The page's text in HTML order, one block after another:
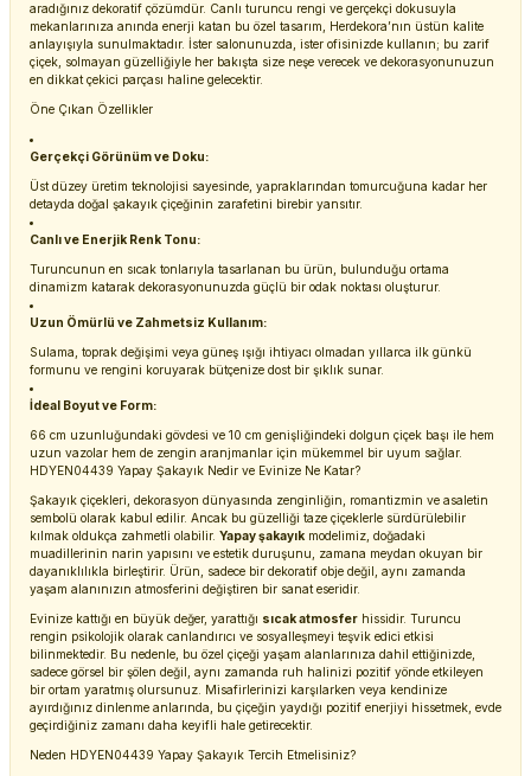
aradığınız dekoratif çözümdür. Canlı turuncu rengi ve gerçekçi dokusuyla
mekanlarınıza anında enerji katan bu özel tasarım, Herdekora’nın üstün kalite
anlayışıyla sunulmaktadır. İster salonunuzda, ister ofisinizde kullanın; bu zarif
çiçek, solmayan güzelliğiyle her bakışta size neşe verecek ve dekorasyonunuzun
en dikkat çekici parçası haline gelecektir.
Öne Çıkan Özellikler
Gerçekçi Görünüm ve Doku:
Üst düzey üretim teknolojisi sayesinde, yapraklarından tomurcuğuna kadar her
detayda doğal şakayık çiçeğinin zarafetini birebir yansıtır.
Canlı ve Enerjik Renk Tonu:
Turuncunun en sıcak tonlarıyla tasarlanan bu ürün, bulunduğu ortama
dinamizm katarak dekorasyonunuzda güçlü bir odak noktası oluşturur.
Uzun Ömürlü ve Zahmetsiz Kullanım:
Sulama, toprak değişimi veya güneş ışığı ihtiyacı olmadan yıllarca ilk günkü
formunu ve rengini koruyarak bütçenize dost bir şıklık sunar.
İdeal Boyut ve Form:
66 cm uzunluğundaki gövdesi ve 10 cm genişliğindeki dolgun çiçek başı ile hem
uzun vazolar hem de zengin aranjmanlar için mükemmel bir uyum sağlar.
HDYEN04439 Yapay Şakayık Nedir ve Evinize Ne Katar?
Şakayık çiçekleri, dekorasyon dünyasında zenginliğin, romantizmin ve asaletin
sembolü olarak kabul edilir. Ancak bu güzelliği taze çiçeklerle sürdürülebilir
kılmak oldukça zahmetli olabilir. Yapay şakayık modelimiz, doğadaki
muadillerinin narin yapısını ve estetik duruşunu, zamana meydan okuyan bir
dayanıklılıkla birleştirir. Ürün, sadece bir dekoratif obje değil, aynı zamanda
yaşam alanınızın atmosferini değiştiren bir sanat eseridir.
Evinize kattığı en büyük değer, yarattığı sıcak atmosfer hissidir. Turuncu
rengin psikolojik olarak canlandırıcı ve sosyalleşmeyi teşvik edici etkisi
bilinmektedir. Bu nedenle, bu özel çiçeği yaşam alanlarınıza dahil ettiğinizde,
sadece görsel bir şölen değil, aynı zamanda ruh halinizi pozitif yönde etkileyen
bir ortam yaratmış olursunuz. Misafirlerinizi karşılarken veya kendinize
ayırdığınız dinlenme anlarında, bu çiçeğin yaydığı pozitif enerjiyi hissetmek, evde
geçirdiğiniz zamanı daha keyifli hale getirecektir.
Neden HDYEN04439 Yapay Şakayık Tercih Etmelisiniz?